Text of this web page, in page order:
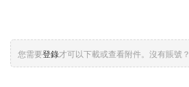
您需要登錄才可以下載或查看附件。沒有賬號？